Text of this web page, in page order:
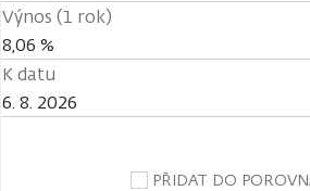
Výnos (1 rok)
8,06 %
K datu
6. 8. 2026
PŘIDAT DO